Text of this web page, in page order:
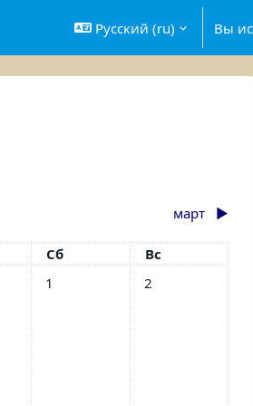
Русский ‎(ru)‎ Вы
март ▶︎
Суббота
Сб Воскресенье
Вс
Нет событий, суббота 1 февраля
1 Нет событий,
2